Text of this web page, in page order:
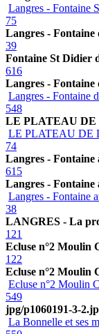
Langres - Fontaine
75
Langres - Fontaine
39
Fontaine St Didier
616
Langres - Fontaine
Langres - Fontaine
548
LE PLATEAU DE
LE PLATEAU DE
74
Langres - Fontaine
615
Langres - Fontaine
Langres - Fontaine
38
LANGRES - La
121
Ecluse n°2 Moulin
122
Ecluse n°2 Moulin
Ecluse n°2 Moulin
549
jpg/p1060191-3-
La Bonnelle et ses